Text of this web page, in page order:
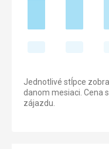
Jednotlivé stĺpce
danom mesiaci. Cena
zájazdu.